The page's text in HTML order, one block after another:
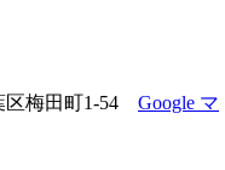
区梅田町1-54 Google マ